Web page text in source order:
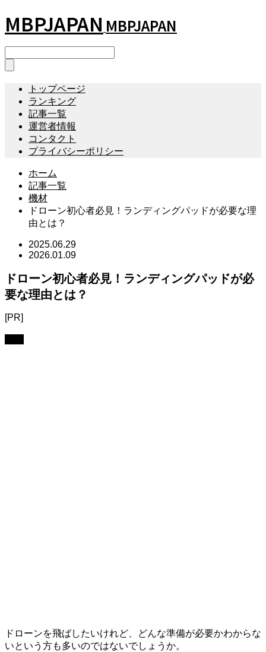
MBPJAPAN MBPJAPAN
トップページ
ランキング
記事一覧
運営者情報
コンタクト
プライバシーポリシー
ホーム
記事一覧
機材
ドローン初心者必見！ランディングパッドが必要な理
由とは？
2025.06.29
2026.01.09
ドローン初心者必見！ランディングパッドが必
要な理由とは？
[PR]
ドローンを飛ばしたいけれど、どんな準備が必要かわからな
いという方も多いのではないでしょうか。